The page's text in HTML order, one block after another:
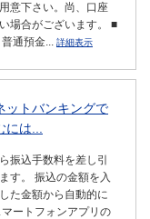
意下さい。尚、口座
場合がございます。 ■
通預金... 詳細表示
ットバンキングで
は...
振込手数料を差し引
す。 振込の金額を入
た金額から自動的に
ートフォンアプリの